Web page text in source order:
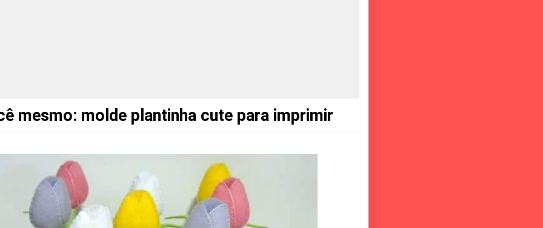
mesmo: molde plantinha cute para imprimir